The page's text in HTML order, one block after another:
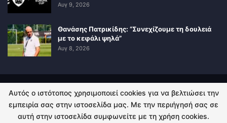
Αυγ 9, 2026
Θανάσης Πατρικίδης: “Συνεχίζουμε τη δουλειά
με το κεφάλι ψηλά”
Αυγ 8, 2026
ΠΟΛΙΤΙΚΗ ΑΠΟΡΡΗΤΟΥ ΕΠΙΚΟΙΝΩΝΙΑ
Αυτός ο ιστότοπος χρησιμοποιεί cookies για να βελτιώσει την
εμπειρία σας στην ιστοσελίδα μας. Με την περιήγησή σας σε
αυτή στην ιστοσελίδα συμφωνείτε με τη χρήση cookies.